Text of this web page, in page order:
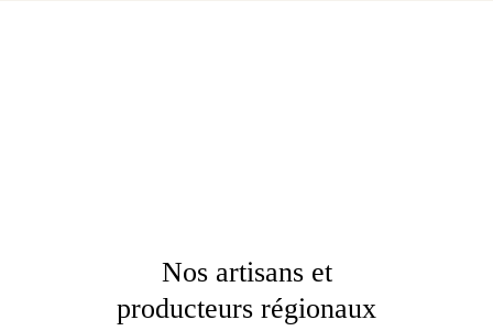
Nos artisans et
producteurs régionaux